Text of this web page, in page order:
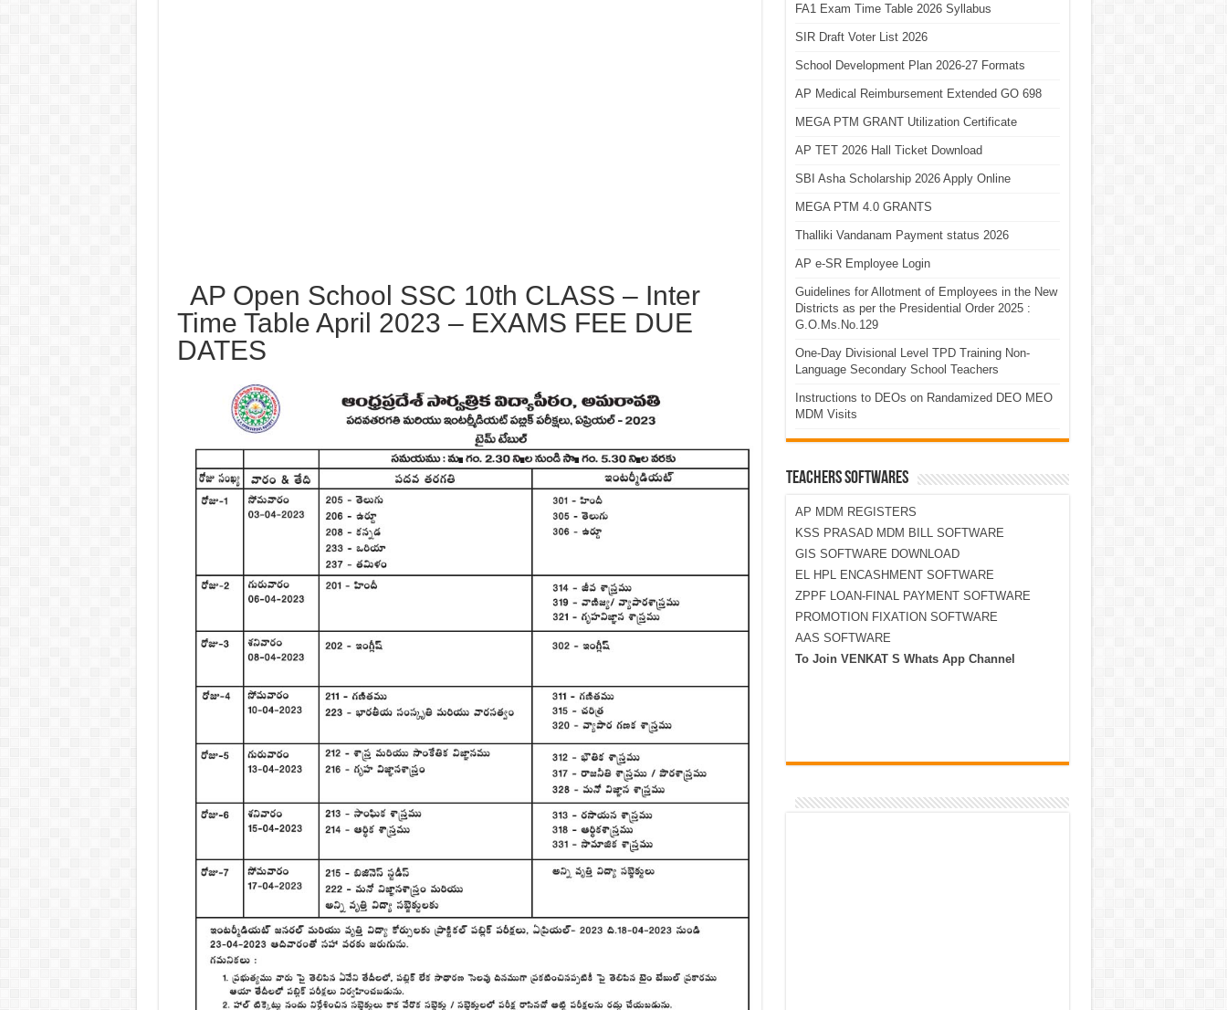
AP Open School SSC 10th CLASS – Inter
Time Table April 2023 – EXAMS FEE DUE
DATES
FA1 Exam Time Table 2026 Syllabus
SIR Draft Voter List 2026
School Development Plan 2026-27 Formats
AP Medical Reimbursement Extended GO 698
MEGA PTM GRANT Utilization Certificate
AP TET 2026 Hall Ticket Download
SBI Asha Scholarship 2026 Apply Online
MEGA PTM 4.0 GRANTS
Thalliki Vandanam Payment status 2026
AP e-SR Employee Login
Guidelines for Allotment of Employees in the New
Districts as per the Presidential Order 2025 :
G.O.Ms.No.129
One-Day Divisional Level TPD Training Non-
Language Secondary School Teachers
Instructions to DEOs on Randamized DEO MEO
MDM Visits
TEACHERS SOFTWARES
AP MDM REGISTERS
KSS PRASAD MDM BILL SOFTWARE
GIS SOFTWARE DOWNLOAD
EL HPL ENCASHMENT SOFTWARE
ZPPF LOAN-FINAL PAYMENT SOFTWARE
PROMOTION FIXATION SOFTWARE
AAS SOFTWARE
To Join VENKAT S Whats App Channel